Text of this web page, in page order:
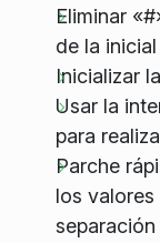
Eliminar
de la
Inicializar
Usar la
para
Parche
los